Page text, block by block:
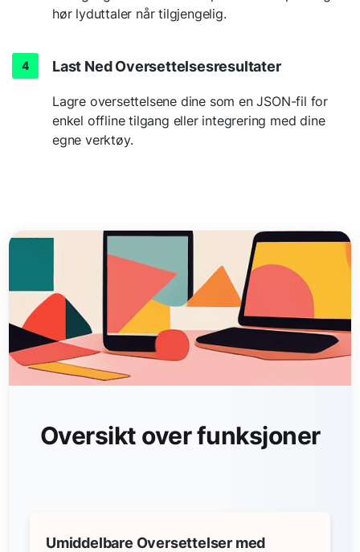
hør lyduttaler når tilgjengelig.
Last Ned Oversettelsesresultater
Lagre oversettelsene dine som en JSON-fil for
enkel offline tilgang eller integrering med dine
egne verktøy.
Oversikt over funksjoner
Umiddelbare Oversettelser med